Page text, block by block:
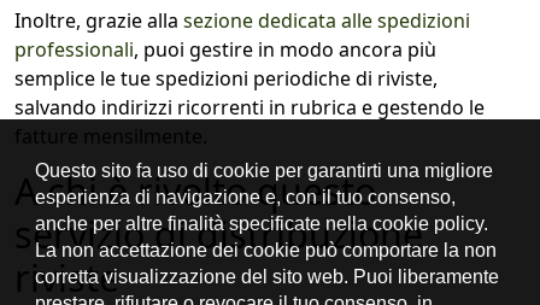
Inoltre, grazie alla sezione dedicata alle spedizioni
professionali, puoi gestire in modo ancora più
semplice le tue spedizioni periodiche di riviste,
salvando indirizzi ricorrenti in rubrica e gestendo le
fatture mensilmente.
A chi è rivolto questo
servizio di distribuzione
riviste